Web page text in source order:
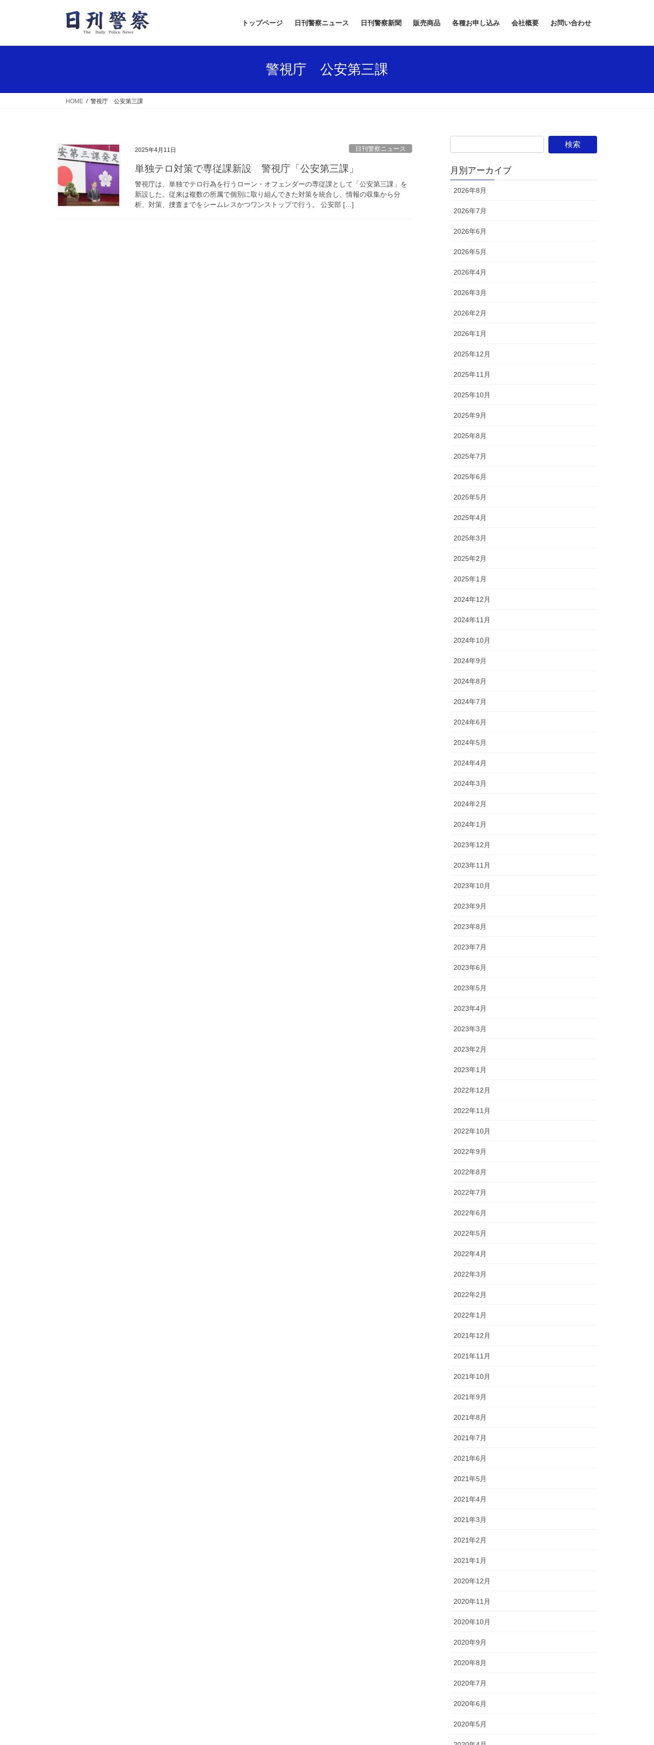
トップページ 日刊警察ニュース 日刊警察新聞 販売商品 各種お申し込み 会社概要 お問い合わせ
警視庁 公安第三課
HOME 警視庁 公安第三課
2025年4月11日 日刊警察ニュース
単独テロ対策で専従課新設 警視庁「公安第三課」
警視庁は、単独でテロ行為を行うローン・オフェンダーの専従課として「公安第三課」を
新設した。従来は複数の所属で個別に取り組んできた対策を統合し、情報の収集から分
析、対策、捜査までをシームレスかつワンストップで行う。 公安部 […]
月別アーカイブ
2026年8月
2026年7月
2026年6月
2026年5月
2026年4月
2026年3月
2026年2月
2026年1月
2025年12月
2025年11月
2025年10月
2025年9月
2025年8月
2025年7月
2025年6月
2025年5月
2025年4月
2025年3月
2025年2月
2025年1月
2024年12月
2024年11月
2024年10月
2024年9月
2024年8月
2024年7月
2024年6月
2024年5月
2024年4月
2024年3月
2024年2月
2024年1月
2023年12月
2023年11月
2023年10月
2023年9月
2023年8月
2023年7月
2023年6月
2023年5月
2023年4月
2023年3月
2023年2月
2023年1月
2022年12月
2022年11月
2022年10月
2022年9月
2022年8月
2022年7月
2022年6月
2022年5月
2022年4月
2022年3月
2022年2月
2022年1月
2021年12月
2021年11月
2021年10月
2021年9月
2021年8月
2021年7月
2021年6月
2021年5月
2021年4月
2021年3月
2021年2月
2021年1月
2020年12月
2020年11月
2020年10月
2020年9月
2020年8月
2020年7月
2020年6月
2020年5月